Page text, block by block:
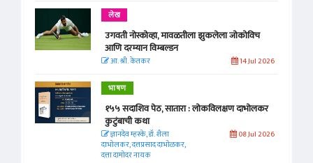
लेख
उगवती नोस्कोव्हा, मावळतीला झुकलेला जोकोविच
आणि दरम्यान विम्बल्डन
आ. श्री. केतकर 14 Jul 2026
भाषण
१५५ सदाशिव पेठ, सातारा : लोकविलक्षण दाभोलकर
कुटुंबाची कथा
ज्ञानदेव म्हस्के, डॉ. शैला
दाभोलकर, दत्तप्रसाद दाभोळकर,
दत्ता दामोदर नायक
08 Jul 2026